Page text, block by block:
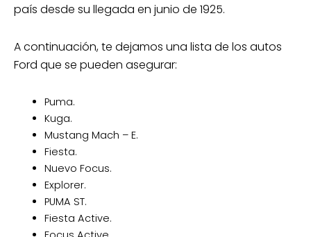
país desde su llegada en junio de 1925.
A continuación, te dejamos una lista de los autos
Ford que se pueden asegurar:
Puma.
Kuga.
Mustang Mach – E.
Fiesta.
Nuevo Focus.
Explorer.
PUMA ST.
Fiesta Active.